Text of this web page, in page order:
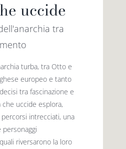
uccide
tra
turba, tra Otto e
europeo e tanto
tra fascinazione e
che uccide esplora,
intrecciati, una
riversarono la loro